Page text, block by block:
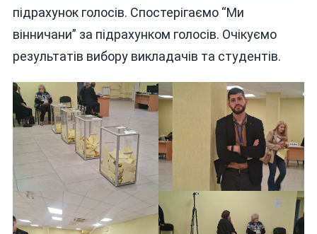
підрахунок голосів. Спостерігаємо “Ми
вінничани” за підрахунком голосів. Очікуємо
результатів вибору викладачів та студентів.